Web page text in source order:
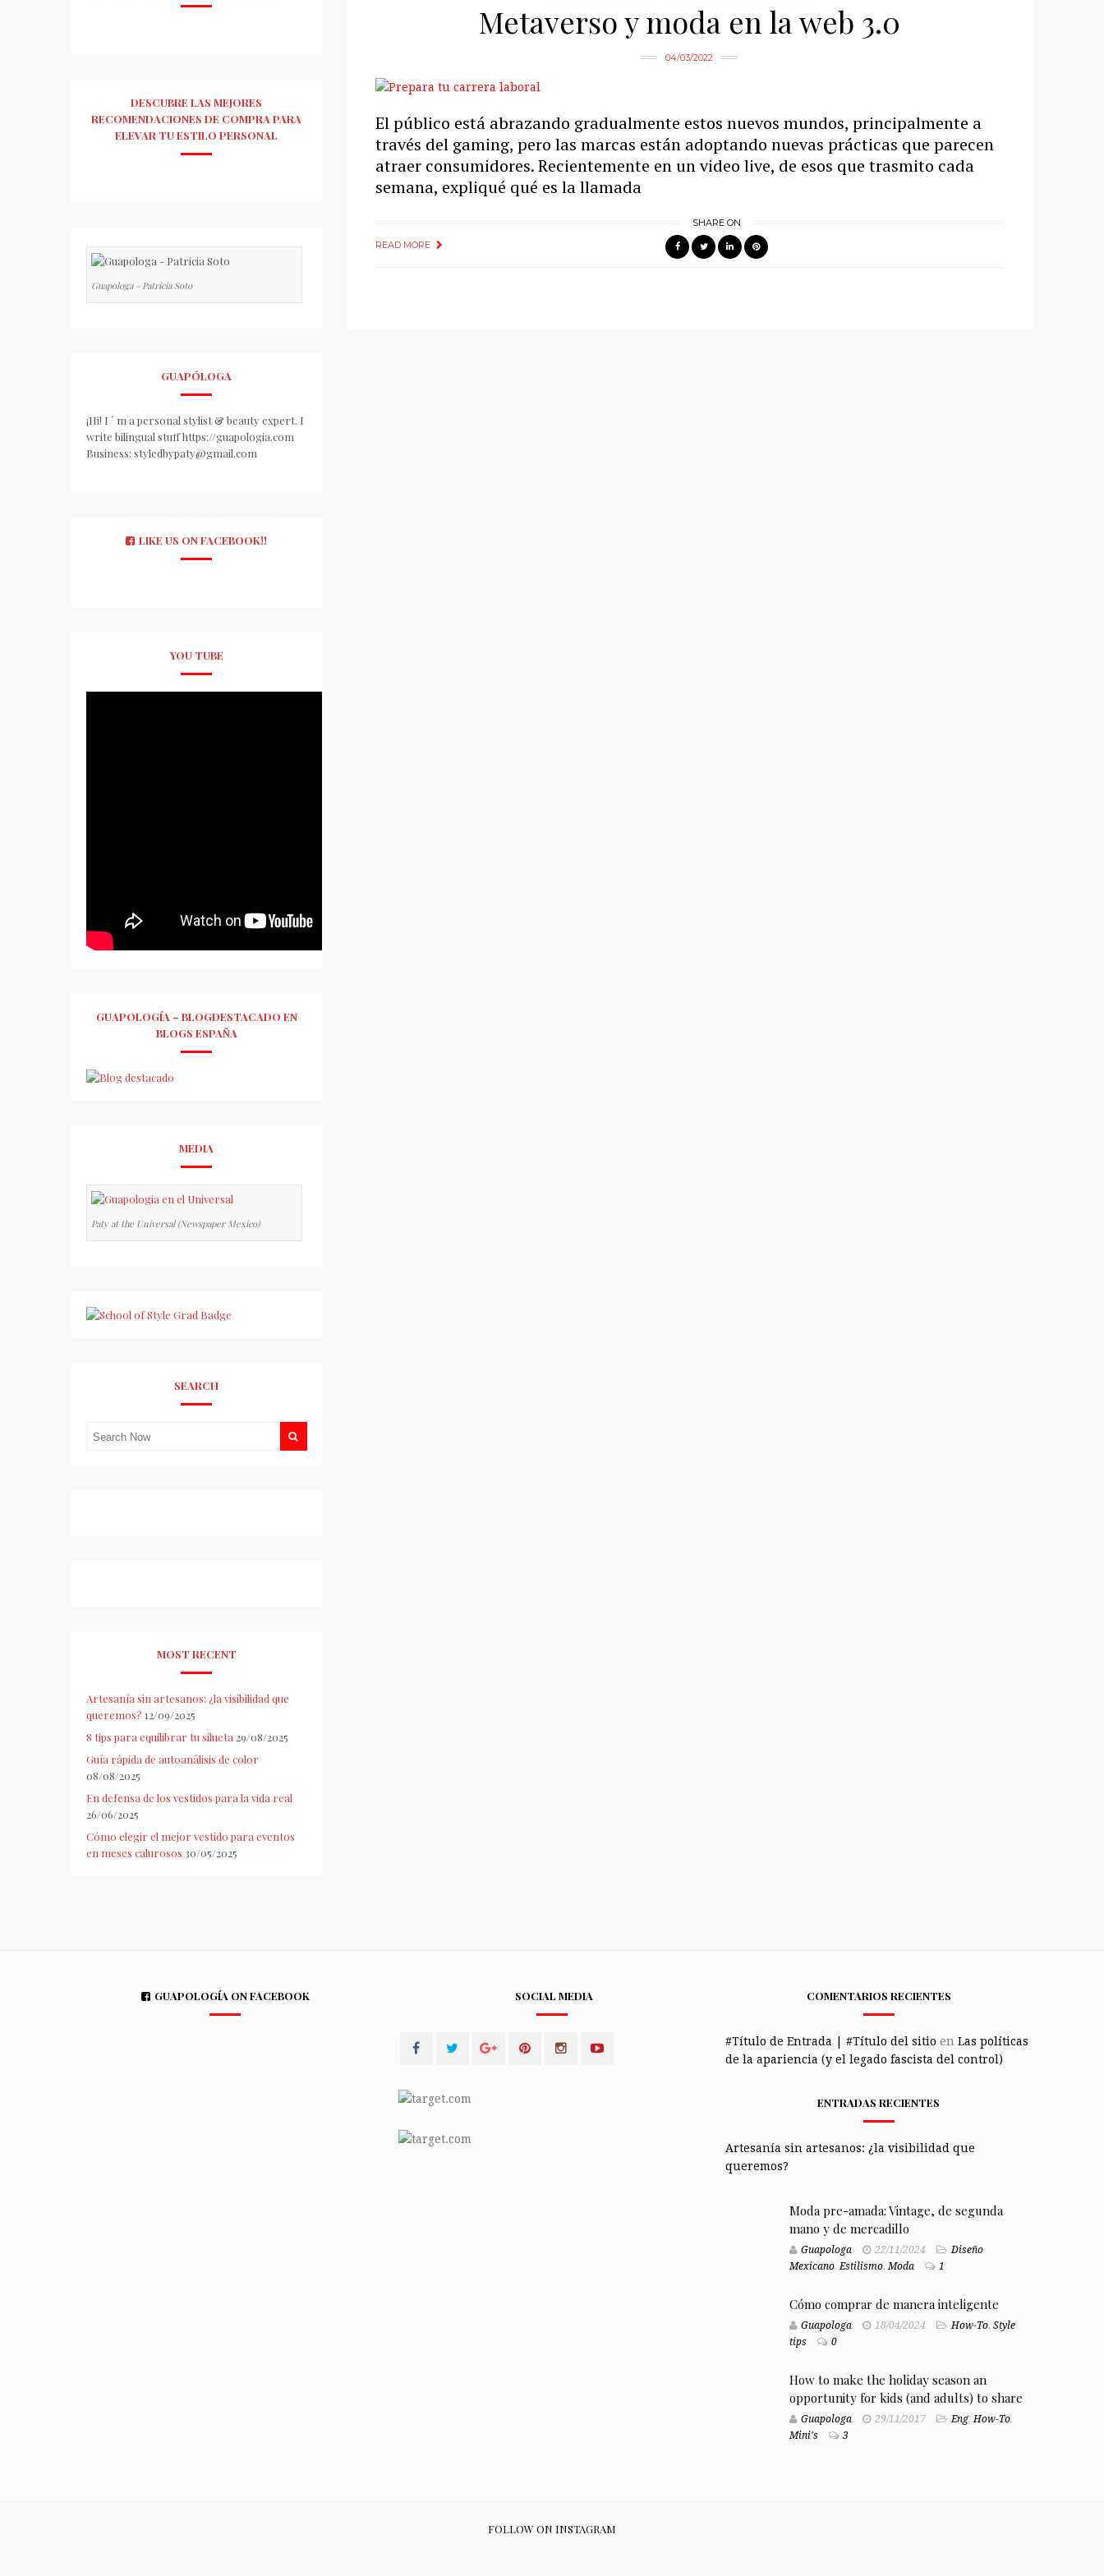
Metaverso y moda en la web 3.0
04/03/2022
El público está abrazando gradualmente estos nuevos mundos, principalmente a
través del gaming, pero las marcas están adoptando nuevas prácticas que parecen
atraer consumidores. Recientemente en un video live, de esos que trasmito cada
semana, expliqué qué es la llamada
READ MORE
SHARE ON
DESCUBRE LAS MEJORES
RECOMENDACIONES DE COMPRA PARA
ELEVAR TU ESTILO PERSONAL
Guapologa - Patricia Soto
GUAPÓLOGA
¡Hi! I ´ m a personal stylist & beauty expert. I
write bilingual stuff https://guapologia.com
Business: styledbypaty@gmail.com
LIKE US ON FACEBOOK!!
YOU TUBE
GUAPOLOGÍA – BLOGDESTACADO EN
BLOGS ESPAÑA
MEDIA
Paty at the Universal (Newspaper Mexico)
SEARCH
MOST RECENT
Artesanía sin artesanos: ¿la visibilidad que
queremos? 12/09/2025
8 tips para equilibrar tu silueta 29/08/2025
Guía rápida de autoanálisis de color
08/08/2025
En defensa de los vestidos para la vida real
26/06/2025
Cómo elegir el mejor vestido para eventos
en meses calurosos 30/05/2025
GUAPOLOGÍA ON FACEBOOK SOCIAL MEDIA COMENTARIOS RECIENTES
#Título de Entrada | #Título del sitio en Las políticas
de la apariencia (y el legado fascista del control)
ENTRADAS RECIENTES
Artesanía sin artesanos: ¿la visibilidad que
queremos?
Moda pre-amada: Vintage, de segunda
mano y de mercadillo
Guapologa 22/11/2024
Diseño
Mexicano,Estilismo,Moda 1
Cómo comprar de manera inteligente
Guapologa 18/04/2024 How-To, Style
tips
0
How to make the holiday season an
opportunity for kids (and adults) to share
Guapologa 29/11/2017 Eng,How-To,
Mini's
3
FOLLOW ON INSTAGRAM